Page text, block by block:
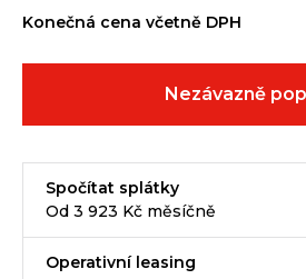
Konečná cena včetně DPH
Nezávazně
Spočítat splátky
Od 3 923 Kč měsíčně
Operativní leasing